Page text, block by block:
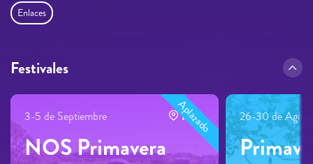
Enlaces
Festivales
Aplazado
3-5 de Septiembre Porto
NOS Primavera
26-30 de